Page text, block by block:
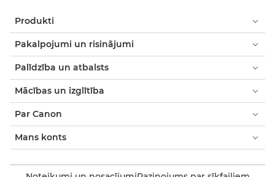
Produkti
Pakalpojumi un risinājumi
Palīdzība un atbalsts
Mācības un izglītība
Par Canon
Mans konts